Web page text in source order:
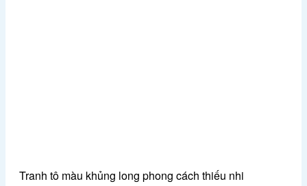
Tranh tô màu khủng long phong cách thiếu nhi